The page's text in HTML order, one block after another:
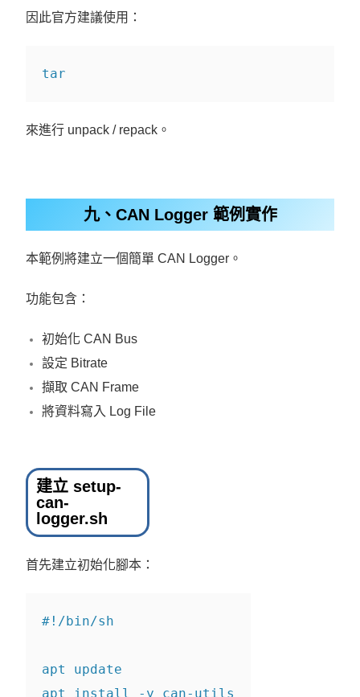
因此官方建議使用：
tar
來進行 unpack / repack。
九、CAN Logger 範例實作
本範例將建立一個簡單 CAN Logger。
功能包含：
初始化 CAN Bus
設定 Bitrate
擷取 CAN Frame
將資料寫入 Log File
建立 setup-
can-
logger.sh
首先建立初始化腳本：
#!/bin/sh
apt update
apt install -y can-utils